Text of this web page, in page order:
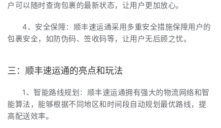
户可以随时查询包裹的最新状态，让用户更加放心。
4、安全保障：顺丰速运通采用多重安全措施保障用户的
包裹安全，如防伪码、签收码等，让用户无后顾之忧。
三：顺丰速运通的亮点和玩法
1、智能路线规划：顺丰速运通拥有强大的物流网络和智
能算法，能够根据不同地区和时间段自动规划最优路线，提
高配送效率。